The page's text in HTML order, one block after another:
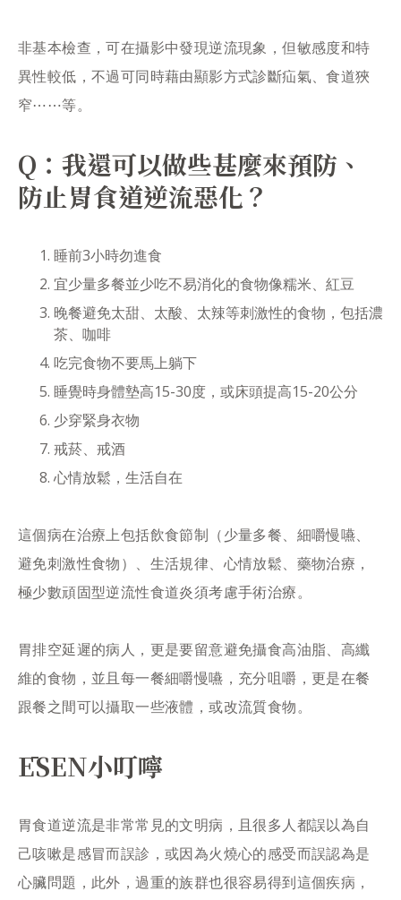
非基本檢查，可在攝影中發現逆流現象，但敏感度和特
異性較低，不過可同時藉由顯影方式診斷疝氣、食道狹
窄⋯⋯等。
Q：我還可以做些甚麼來預防、
防止胃食道逆流惡化？
睡前3小時勿進食
宜少量多餐並少吃不易消化的食物像糯米、紅豆
晚餐避免太甜、太酸、太辣等刺激性的食物，包括濃
茶、咖啡
吃完食物不要馬上躺下
睡覺時身體墊高15-30度，或床頭提高15-20公分
少穿緊身衣物
戒菸、戒酒
心情放鬆，生活自在
這個病在治療上包括飲食節制（少量多餐、細嚼慢嚥、
避免刺激性食物）、生活規律、心情放鬆、藥物治療，
極少數頑固型逆流性食道炎須考慮手術治療。
胃排空延遲的病人，更是要留意避免攝食高油脂、高纖
維的食物，並且每一餐細嚼慢嚥，充分咀嚼，更是在餐
跟餐之間可以攝取一些液體，或改流質食物。
ĒSEN小叮嚀
胃食道逆流是非常常見的文明病，且很多人都誤以為自
己咳嗽是感冒而誤診，或因為火燒心的感受而誤認為是
心臟問題，此外，過重的族群也很容易得到這個疾病，